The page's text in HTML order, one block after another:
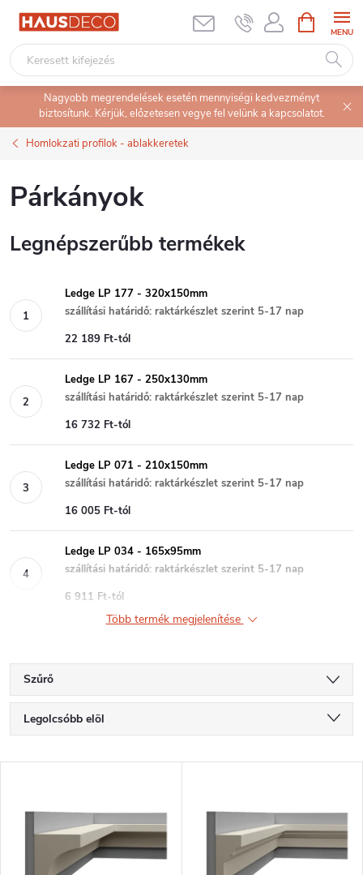
Ugrás
tartalomhoz
KOSÁR
Nagyobb megrendelések esetén mennyiségi kedvezményt
biztosítunk. Kérjük, előzetesen vegye fel velünk a kapcsolatot.
Homlokzati profilok - ablakkeretek
Párkányok
Legnépszerűbb termékek
Ledge LP 177 - 320x150mm
szállítási határidő: raktárkészlet szerint 5-17 nap
22 189 Ft-tól
Ledge LP 167 - 250x130mm
szállítási határidő: raktárkészlet szerint 5-17 nap
16 732 Ft-tól
Ledge LP 071 - 210x150mm
szállítási határidő: raktárkészlet szerint 5-17 nap
16 005 Ft-tól
Ledge LP 034 - 165x95mm
szállítási határidő: raktárkészlet szerint 5-17 nap
6 911 Ft-tól
Több termék megjelenítése
Szűrő
T
e
m
Legolcsóbb elöl
ABC szerint
e